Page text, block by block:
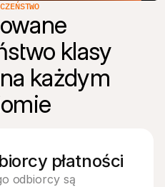
klasy
każdym
płatności
odbiorcy są